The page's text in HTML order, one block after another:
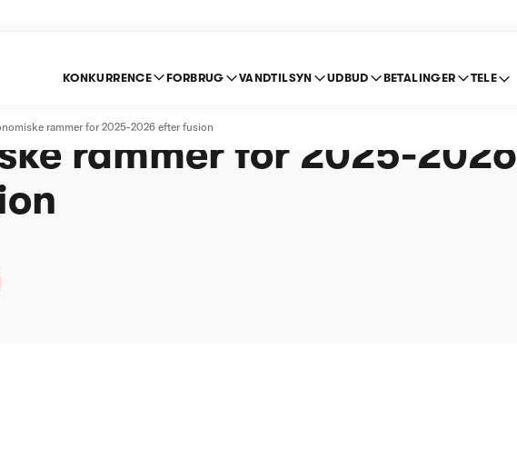
KONKURRENCE FORBRUG VANDTILSYN UDBUD BETALINGER TELE
rammer for 2025-2026 efter fusion
rammer for 2025-2026